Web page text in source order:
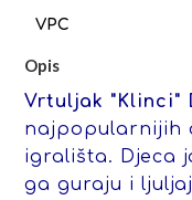
Opis
Vrtuljak "Klinci"
najpopularnijih
igrališta. Djeca
ga guraju i